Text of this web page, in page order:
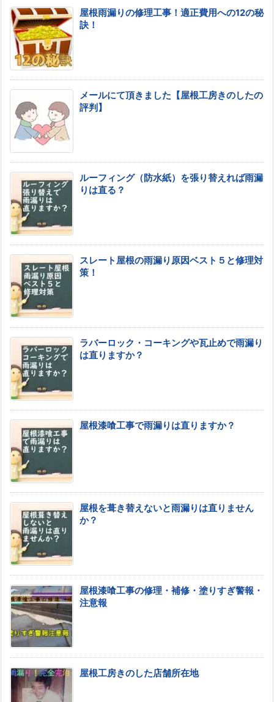
屋根雨漏りの修理工事！適正費用への12の秘
訣！
メールにて頂きました【屋根工房きのしたの
評判】
ルーフィング（防水紙）を張り替えれば雨漏
りは直る？
スレート屋根の雨漏り原因ベスト５と修理対
策！
ラバーロック・コーキングや瓦止めで雨漏り
は直りますか？
屋根漆喰工事で雨漏りは直りますか？
屋根を葺き替えないと雨漏りは直りません
か？
屋根漆喰工事の修理・補修・塗りすぎ警報・
注意報
屋根工房きのした店舗所在地